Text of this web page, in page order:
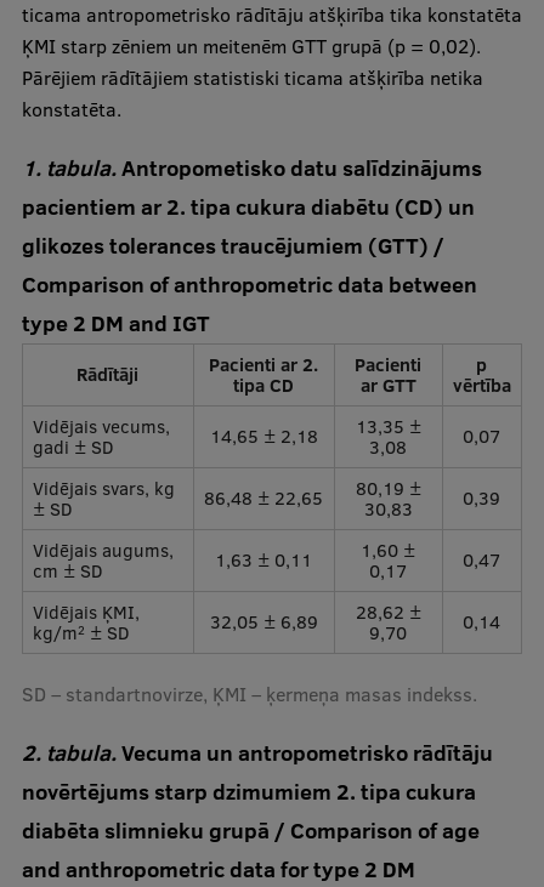
ticama antropometrisko rādītāju atšķirība tika konstatēta
ĶMI starp zēniem un meitenēm GTT grupā (p = 0,02).
Pārējiem rādītājiem statistiski ticama atšķirība netika
konstatēta.
1. tabula.Antropometisko datu salīdzinājums
pacientiem ar 2. tipa cukura diabētu (CD) un
glikozes tolerances traucējumiem (GTT) /
Comparison of anthropometric data between
type 2 DM and IGT
Rādītāji
Pacienti ar 2.
tipa CD
Pacienti
ar GTT
p
vērtība
Vidējais vecums,
gadi ± SD
14,65 ± 2,18
13,35 ±
3,08
0,07
Vidējais svars, kg
± SD
86,48 ± 22,65
80,19 ±
30,83
0,39
Vidējais augums,
cm ± SD
1,63 ± 0,11
1,60 ±
0,17
0,47
Vidējais ĶMI,
kg/m2 ± SD 32,05 ± 6,89
28,62 ±
9,70
0,14
SD – standartnovirze, ĶMI – ķermeņa masas indekss.
2. tabula.Vecuma un antropometrisko rādītāju
novērtējums starp dzimumiem 2. tipa cukura
diabēta slimnieku grupā / Comparison of age
and anthropometric data for type 2 DM